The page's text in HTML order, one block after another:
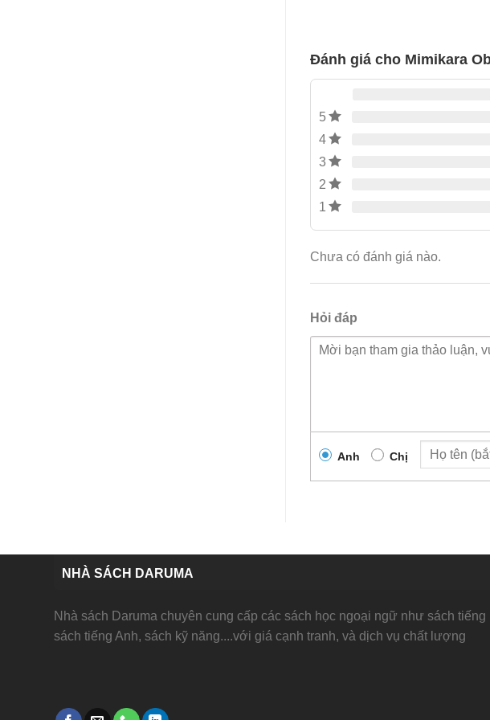
Đánh giá cho Mimikara
5
4
3
2
1
Chưa có đánh giá nào.
Hỏi đáp
Anh Chị
NHÀ SÁCH DARUMA
Nhà sách Daruma chuyên cung cấp các sách học ngoại ngữ như sách tiếng
sách tiếng Anh, sách kỹ năng....với giá cạnh tranh, và dịch vụ chất lượng